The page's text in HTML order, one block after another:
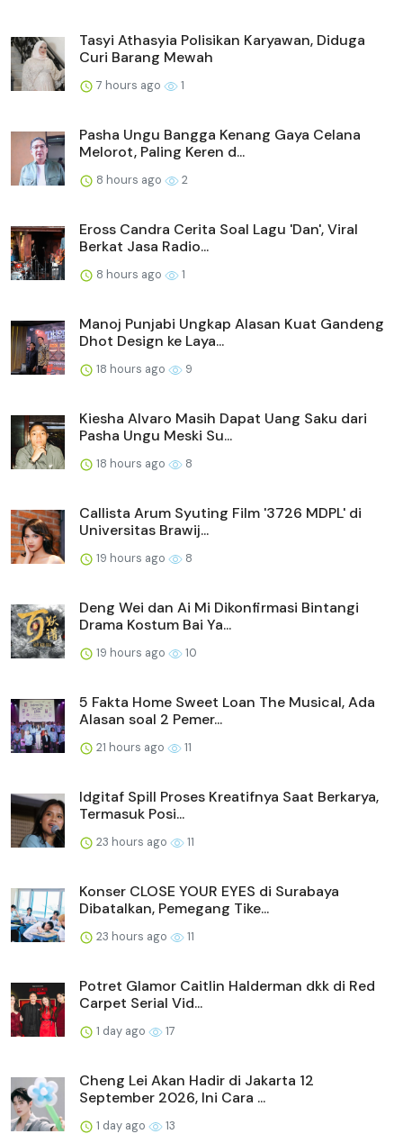
Tasyi Athasyia Polisikan Karyawan, Diduga
Curi Barang Mewah
7 hours ago 1
Pasha Ungu Bangga Kenang Gaya Celana
Melorot, Paling Keren d...
8 hours ago 2
Eross Candra Cerita Soal Lagu 'Dan', Viral
Berkat Jasa Radio...
8 hours ago 1
Manoj Punjabi Ungkap Alasan Kuat Gandeng
Dhot Design ke Laya...
18 hours ago 9
Kiesha Alvaro Masih Dapat Uang Saku dari
Pasha Ungu Meski Su...
18 hours ago 8
Callista Arum Syuting Film '3726 MDPL' di
Universitas Brawij...
19 hours ago 8
Deng Wei dan Ai Mi Dikonfirmasi Bintangi
Drama Kostum Bai Ya...
19 hours ago 10
5 Fakta Home Sweet Loan The Musical, Ada
Alasan soal 2 Pemer...
21 hours ago 11
Idgitaf Spill Proses Kreatifnya Saat Berkarya,
Termasuk Posi...
23 hours ago 11
Konser CLOSE YOUR EYES di Surabaya
Dibatalkan, Pemegang Tike...
23 hours ago 11
Potret Glamor Caitlin Halderman dkk di Red
Carpet Serial Vid...
1 day ago 17
Cheng Lei Akan Hadir di Jakarta 12
September 2026, Ini Cara ...
1 day ago 13